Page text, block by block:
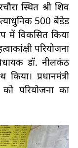
स्थित श्री शिव
500 बेडेड
में विकसित किया
परियोजना
डॉ. नीलकंठ
प्रधानमंत्री
परियोजना का